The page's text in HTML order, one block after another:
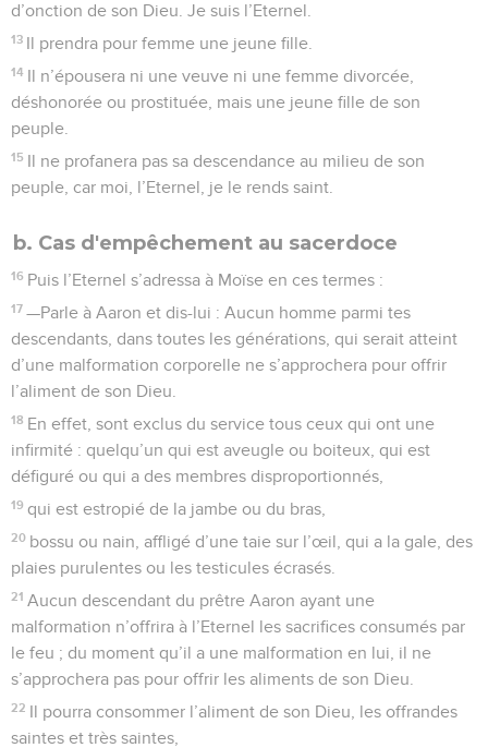
d’onction de son Dieu. Je suis l’Eternel.
13 Il prendra pour femme une jeune fille.
14 Il n’épousera ni une veuve ni une femme divorcée,
déshonorée ou prostituée, mais une jeune fille de son
peuple.
15 Il ne profanera pas sa descendance au milieu de son
peuple, car moi, l’Eternel, je le rends saint.
b. Cas d'empêchement au sacerdoce
16 Puis l’Eternel s’adressa à Moïse en ces termes :
17 —Parle à Aaron et dis-lui : Aucun homme parmi tes
descendants, dans toutes les générations, qui serait atteint
d’une malformation corporelle ne s’approchera pour offrir
l’aliment de son Dieu.
18 En effet, sont exclus du service tous ceux qui ont une
infirmité : quelqu’un qui est aveugle ou boiteux, qui est
défiguré ou qui a des membres disproportionnés,
19 qui est estropié de la jambe ou du bras,
20 bossu ou nain, affligé d’une taie sur l’œil, qui a la gale, des
plaies purulentes ou les testicules écrasés.
21 Aucun descendant du prêtre Aaron ayant une
malformation n’offrira à l’Eternel les sacrifices consumés par
le feu ; du moment qu’il a une malformation en lui, il ne
s’approchera pas pour offrir les aliments de son Dieu.
22 Il pourra consommer l’aliment de son Dieu, les offrandes
saintes et très saintes,